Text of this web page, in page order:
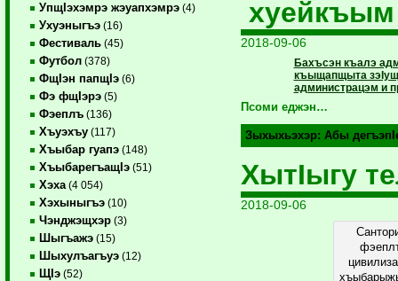
УпщIэхэмрэ жэуапхэмрэ (4)
Ухуэныгъэ (16)
Фестиваль (45)
Футбол (378)
ФщIэн папщIэ (6)
Фэ фщIэрэ (5)
Фэеплъ (136)
Хъуэхъу (117)
Хъыбар гуапэ (148)
ХъыбарегъащIэ (51)
Хэха (4 054)
Хэхыныгъэ (10)
Чэнджэщхэр (3)
Шыгъажэ (15)
Шыхулъагъуэ (12)
ЩIэ (52)
хуейкъым
2018-09-06
Бахъсэн къалэ
къыщапщыта
администрацэм и
Псоми еджэн…
Зыхыхьэхэр: Абы
ХытIыгу
2018-09-06